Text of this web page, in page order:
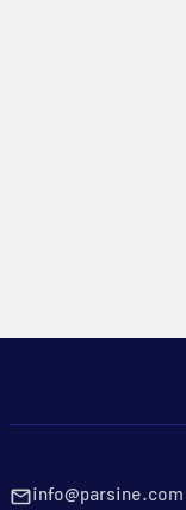
info@parsine.com